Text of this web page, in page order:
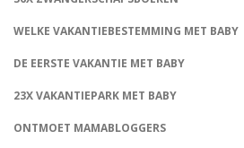
WELKE VAKANTIEBESTEMMING MET BABY
DE EERSTE VAKANTIE MET BABY
23X VAKANTIEPARK MET BABY
ONTMOET MAMABLOGGERS